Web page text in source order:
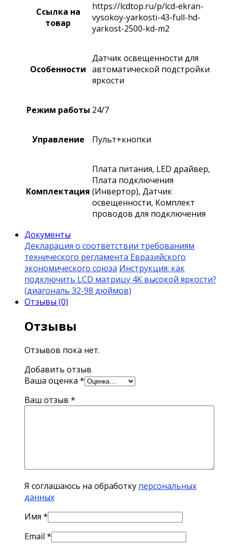
Ссылка на
товар
https://lcdtop.ru/p/lcd-ekran-
vysokoy-yarkosti-43-full-hd-
yarkost-2500-kd-m2
Особенности
Датчик освещенности для
автоматической подстройки
яркости
Режим работы 24/7
Управление Пульт+кнопки
Комплектация
Плата питания, LED драйвер,
Плата подключения
(Инвертор), Датчик
освещенности, Комплект
проводов для подключения
Документы
Декларация о соответствии требованиям
технического регламента Евразийского
экономического союза Инструкция: как
подключить LCD матрицу 4K высокой яркости?
(диагональ 32-98 дюймов)
Отзывы (0)
Отзывы
Отзывов пока нет.
Добавить отзыв
Ваша оценка *
Ваш отзыв *
Я соглашаюсь на обработку персональных
данных
Имя *
Email *